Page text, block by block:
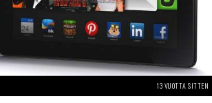
13 VUOTTA SITTEN